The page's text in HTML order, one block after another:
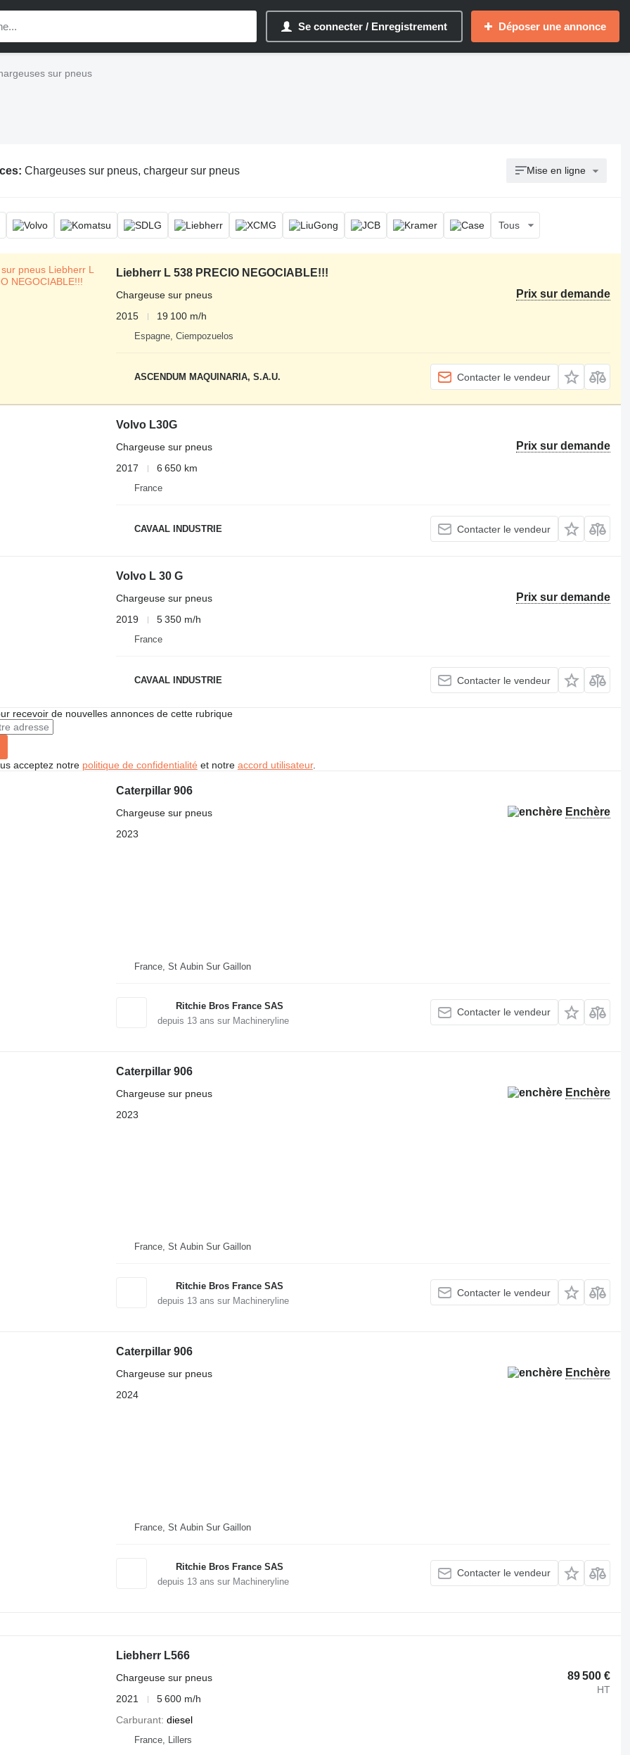
Se connecter / Enregistrement Déposer une annonce
sur pneus
Chargeuses sur pneus, chargeur sur pneus Mise en ligne
Tous
Liebherr L 538 PRECIO NEGOCIABLE!!!
Prix sur demande
Chargeuse sur pneus
2015
19 100 m/h
Espagne, Ciempozuelos
ASCENDUM MAQUINARIA, S.A.U. Contacter le vendeur
Volvo L30G
Prix sur demande
Chargeuse sur pneus
2017
6 650 km
France
CAVAAL INDUSTRIE Contacter le vendeur
Volvo L 30 G
Prix sur demande
Chargeuse sur pneus
2019
5 350 m/h
France
CAVAAL INDUSTRIE Contacter le vendeur
recevoir de nouvelles annonces de cette rubrique
acceptez notre politique de confidentialité et notre accord utilisateur.
Caterpillar 906
Enchère
Chargeuse sur pneus
2023
France, St Aubin Sur Gaillon
Ritchie Bros France SAS
depuis 13ans sur Machineryline
Contacter le vendeur
Caterpillar 906
Enchère
Chargeuse sur pneus
2023
France, St Aubin Sur Gaillon
Ritchie Bros France SAS
depuis 13ans sur Machineryline
Contacter le vendeur
Caterpillar 906
Enchère
Chargeuse sur pneus
2024
France, St Aubin Sur Gaillon
Ritchie Bros France SAS
depuis 13ans sur Machineryline
Contacter le vendeur
Liebherr L566
89 500 €
HT
Chargeuse sur pneus
2021
5 600 m/h
Carburant diesel
France, Lillers